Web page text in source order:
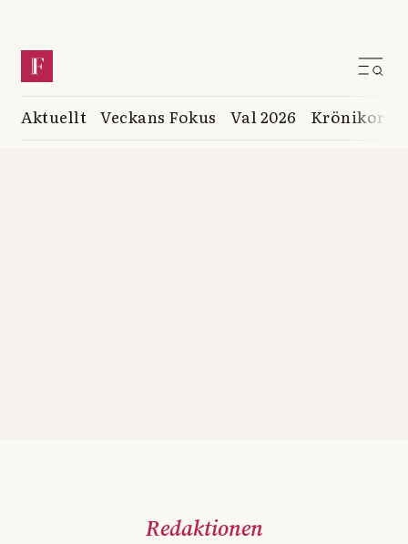
Aktuellt Veckans Fokus Val 2026 Krönikor
Redaktionen